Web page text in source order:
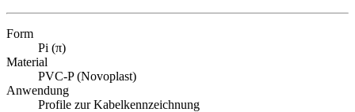
Form
Pi (π)
Material
PVC-P (Novoplast)
Anwendung
Profile zur Kabelkennzeichnung